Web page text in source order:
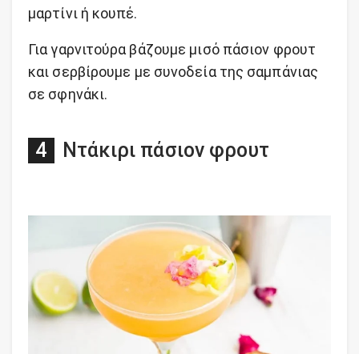
μαρτίνι ή κουπέ.
Για γαρνιτούρα βάζουμε μισό πάσιον φρουτ
και σερβίρουμε με συνοδεία της σαμπάνιας
σε σφηνάκι.
Ντάκιρι πάσιον φρουτ